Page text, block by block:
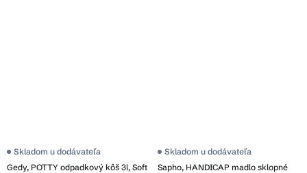
Gedy, POTTY odpadkový kôš 3l, Soft
Skladom u dodávateľa
Sapho, HANDICAP madlo sklopné
Skladom u dodávateľa